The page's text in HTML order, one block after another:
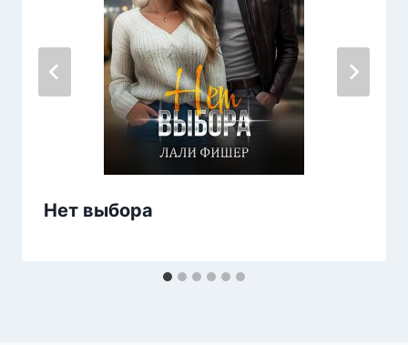
Нет выбора